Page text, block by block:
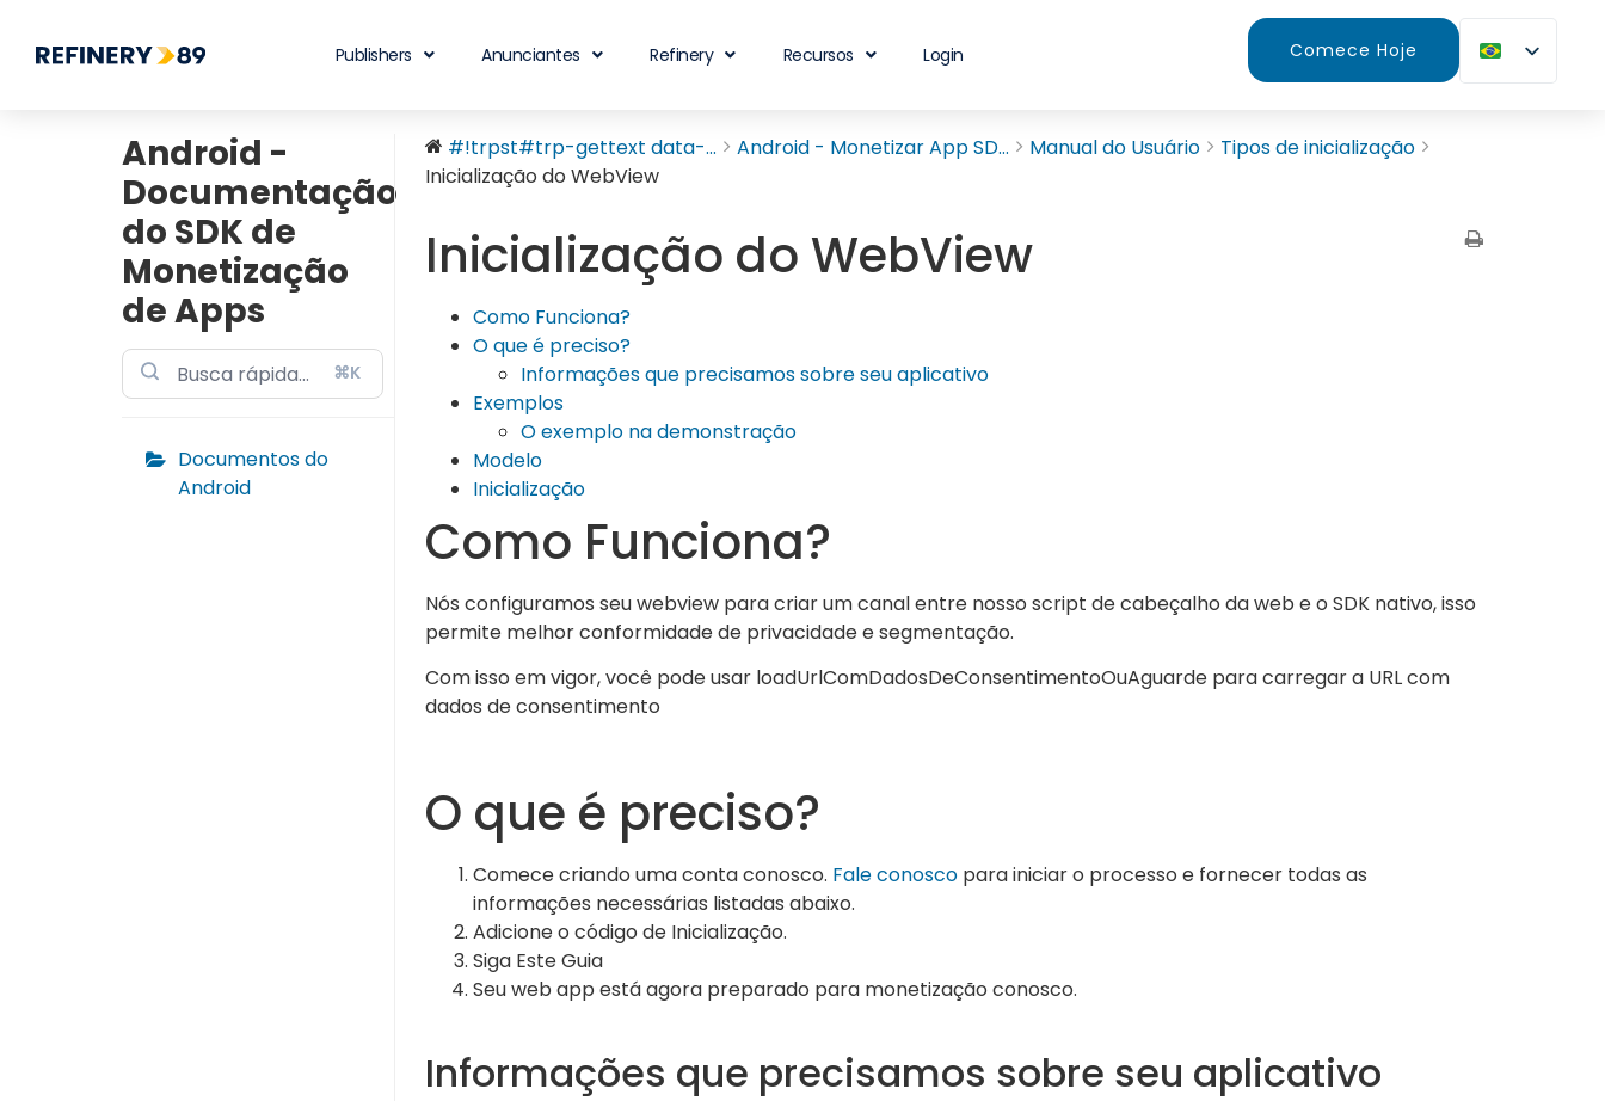
Publishers Anunciantes Refinery Recursos Login Comece Hoje
Android -
Documentação
do SDK de
Monetização
de Apps
⌘K
Documentos do
Android
#!trpst#trp-gettext data-... Android - Monetizar App SD... Manual do Usuário
Tipos de inicialização
Inicialização do WebView
Inicialização do WebView
Como Funciona?
O que é preciso?
Informações que precisamos sobre seu aplicativo
Exemplos
O exemplo na demonstração
Modelo
Inicialização
Como Funciona?
Nós configuramos seu webview para criar um canal entre nosso script de cabeçalho da web e o SDK nativo, isso
permite melhor conformidade de privacidade e segmentação.
Com isso em vigor, você pode usar loadUrlComDadosDeConsentimentoOuAguarde para carregar a URL com
dados de consentimento
O que é preciso?
Comece criando uma conta conosco. Fale conosco para iniciar o processo e fornecer todas as
informações necessárias listadas abaixo.
Adicione o código de Inicialização.
Siga Este Guia
Seu web app está agora preparado para monetização conosco.
Informações que precisamos sobre seu aplicativo